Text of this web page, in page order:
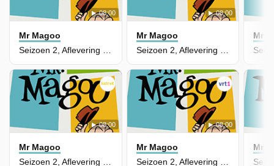
08:00
Mr Magoo
Seizoen 2, Aflevering 38 - Als Het Kriebelt, Moet Je Krabben
08:00
Mr Magoo
Seizoen 2, Aflevering 18 - Wilde Retraite
08:00
Mr Magoo
08:00
Mr Magoo
Mr
Mr